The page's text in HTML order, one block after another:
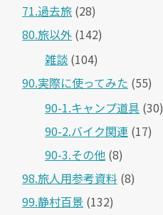
71.過去旅 (28)
80.旅以外 (142)
雑談 (104)
90.実際に使ってみた (55)
90-1.キャンプ道具 (30)
90-2.バイク関連 (17)
90-3.その他 (8)
98.旅人用参考資料 (8)
99.静村百景 (132)